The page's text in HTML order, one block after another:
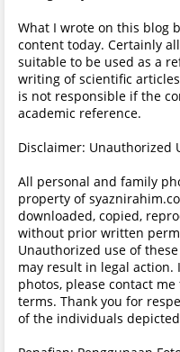
What I wrote on this blog
content today. Certainly
suitable to be used as a
writing of scientific
is not responsible if the
academic reference.
Disclaimer: Unauthorized
All personal and family
property of
downloaded, copied,
without prior written
Unauthorized use of
may result in legal action.
photos, please contact
terms. Thank you for
of the individuals